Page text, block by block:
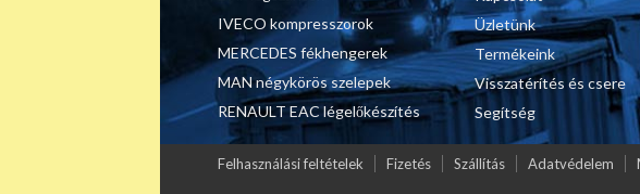
IVECO kompresszorok
MERCEDES fékhengerek
MAN négykörös szelepek
RENAULT EAC légelőkészítés
Üzletünk
Termékeink
Visszatérítés és csere
Segítség
Felhasználási feltételek Fizetés Szállítás Adatvédelem